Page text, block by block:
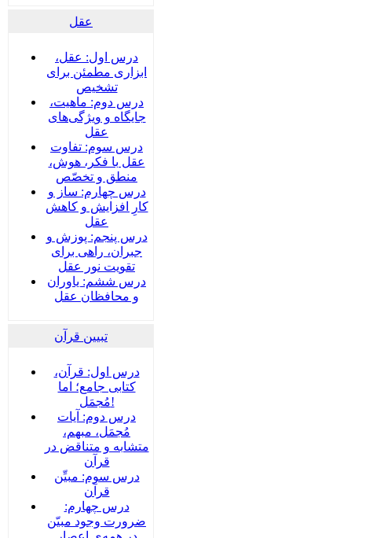
عقل
درس اول: عقل،
ابزاری مطمئن برای
تشخیص
درس دوم: ماهیت،
جایگاه و ویژگی‌های
عقل
درس سوم: تفاوت
عقل با فکر، هوش،
منطق و تخصّص
درس چهارم: ساز و
کارِ افزایش و کاهش
عقل
درس پنجم: پوزش و
جبران، راهی برای
تقویت نور عقل
درس ششم: یاوران
و محافظان عقل
تبیین قرآن
درس اول: قرآن،
کتابی جامع؛ اما
مُجمَل!
درس دوم: آیات
مُجمَل، مبهم،
متشابه و متناقض در
قرآن
درس سوم: مبیِّن
قرآن
درس چهارم:
ضرورت وجود مبیّن